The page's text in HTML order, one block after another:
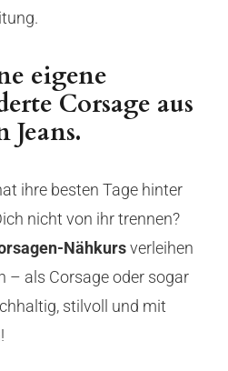
eigene
Corsage aus
Jeans.
ihre besten Tage hinter
nicht von ihr trennen?
Nähkursverleihen
– als Corsage oder sogar
stilvoll und mit